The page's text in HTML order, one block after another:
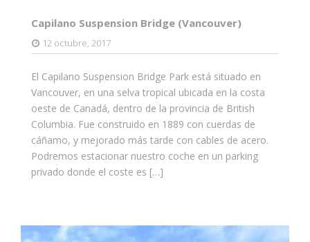
Capilano Suspension Bridge (Vancouver)
12 octubre, 2017
El Capilano Suspension Bridge Park está situado en
Vancouver, en una selva tropical ubicada en la costa
oeste de Canadá, dentro de la provincia de British
Columbia. Fue construido en 1889 con cuerdas de
cáñamo, y mejorado más tarde con cables de acero.
Podremos estacionar nuestro coche en un parking
privado donde el coste es […]